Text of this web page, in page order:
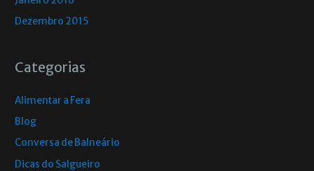
Dezembro 2015
Categorias
Alimentar a Fera
Blog
Conversa de Balneário
Dicas do Salgueiro